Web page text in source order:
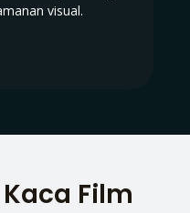
visual.
Film